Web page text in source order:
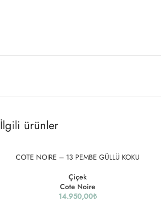
İlgili ürünler
COTE NOIRE – 13 PEMBE GÜLLÜ KOKU
Çiçek
Cote Noire
14.950,00₺